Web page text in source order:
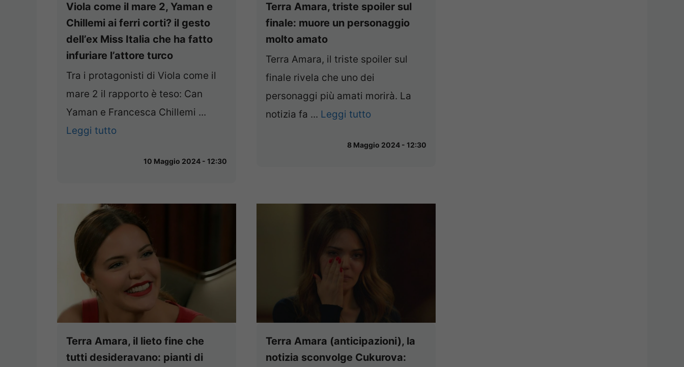
Viola come il mare 2, Yaman e
Chillemi ai ferri corti? il gesto
dell’ex Miss Italia che ha fatto
infuriare l’attore turco
Tra i protagonisti di Viola come il
mare 2 il rapporto è teso: Can
Yaman e Francesca Chillemi ...
Leggi tutto
10 Maggio 2024 - 12:30
Terra Amara, triste spoiler sul
finale: muore un personaggio
molto amato
Terra Amara, il triste spoiler sul
finale rivela che uno dei
personaggi più amati morirà. La
notizia fa ... Leggi tutto
8 Maggio 2024 - 12:30
Terra Amara, il lieto fine che
tutti desideravano: pianti di
Terra Amara (anticipazioni), la
notizia sconvolge Cukurova: